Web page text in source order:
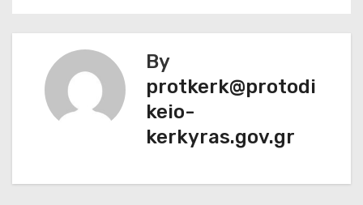
η
By
protkerk@protodi
keio-
kerkyras.gov.gr